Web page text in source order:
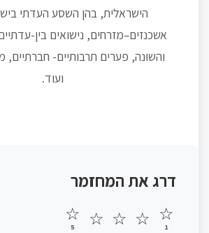
הישראלית, בהן השסע העדתי
אשכנזים–מזרחים, נישואים בין-
והשונה, פערים תרבותיים-
ועוד.
דרג את המחזמר
☆
1
☆
☆
☆
☆
5